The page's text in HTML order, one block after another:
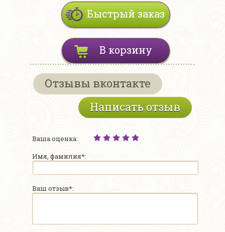
Быстрый заказ
В корзину
Отзывы вконтакте
Написать отзыв
Ваша оценка:
Имя, фамилия*:
Ваш отзыв*: